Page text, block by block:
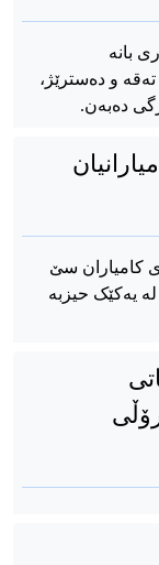
بانە
و دەسترێژ،
دەبەن.
کامیاران سێ
یەکێک حیزبە